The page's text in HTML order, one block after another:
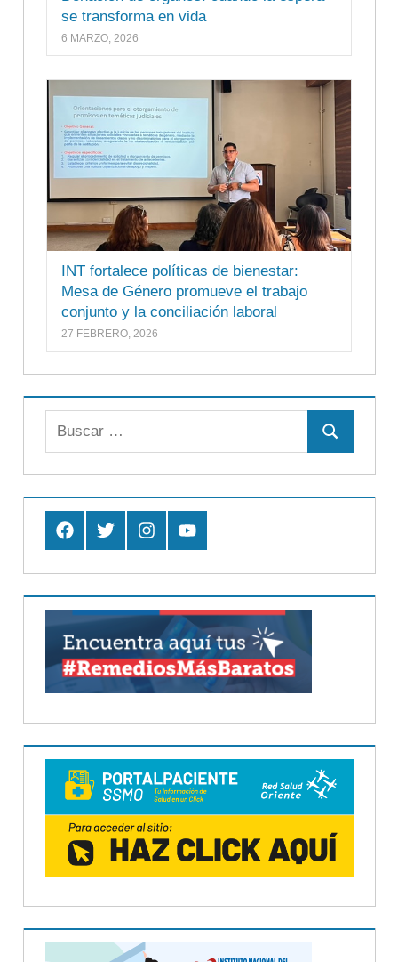
se transforma en vida
6 MARZO, 2026
INT fortalece políticas de bienestar:
Mesa de Género promueve el trabajo
conjunto y la conciliación laboral
27 FEBRERO, 2026
Buscar:
Buscar
FacebookTwitter InstagramYoutube